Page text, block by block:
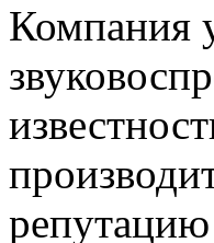
Компания